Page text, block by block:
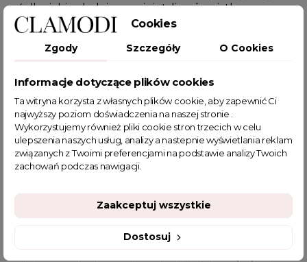
coś dla siebie, dodając swojej stylizacji wyjątkowego
uroku i swobody.
Dlaczego warto wybrać komplet na
Wybórkompletu na wakacjeto decyzja, która łączy w
sobie modny wygląd i funkcjonalność.Komplety na
wakacjezapewniają nie tylko stylowy wygląd, ale także
wygodę noszenia przez cały dzień. Lekkie i przewiewne
tkaniny sprawiają, że są one idealnym wyborem na
gorące dni. Możesz je nosić razem jako gotowy zestaw
Cookies
Zgody Szczegóły O Cookies
Informacje dotyczące plików cookies
Ta witryna korzysta z własnych plików cookie, aby zapewnić Ci
najwyższy poziom doświadczenia na naszej stronie .
Wykorzystujemy również pliki cookie stron trzecich w celu
ulepszenia naszych usług, analizy a nastepnie wyświetlania reklam
związanych z Twoimi preferencjami na podstawie analizy Twoich
zachowań podczas nawigacji.
Dostosuj
Zaakceptuj wszystkie